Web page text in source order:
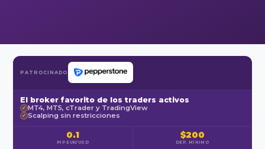
PATROCINADO
El broker favorito de los traders activos
✓ MT4, MT5, cTrader y TradingView
✓ Scalping sin restricciones
0.1
PIP EUR/USD
$200
DEP. MÍNIMO